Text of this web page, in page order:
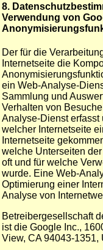
8.
Verwendung von
Der für die
Internetseite die
ein Web-Analyse-
Sammlung und
Verhalten von
Analyse-Dienst erfasst
welcher Internetseite
Internetseite
welche Unterseiten
oft und für welche
wurde. Eine Web-
Optimierung einer
Analyse von
Betreibergesellschaft
ist die Google Inc.,
View, CA 94043-1351,